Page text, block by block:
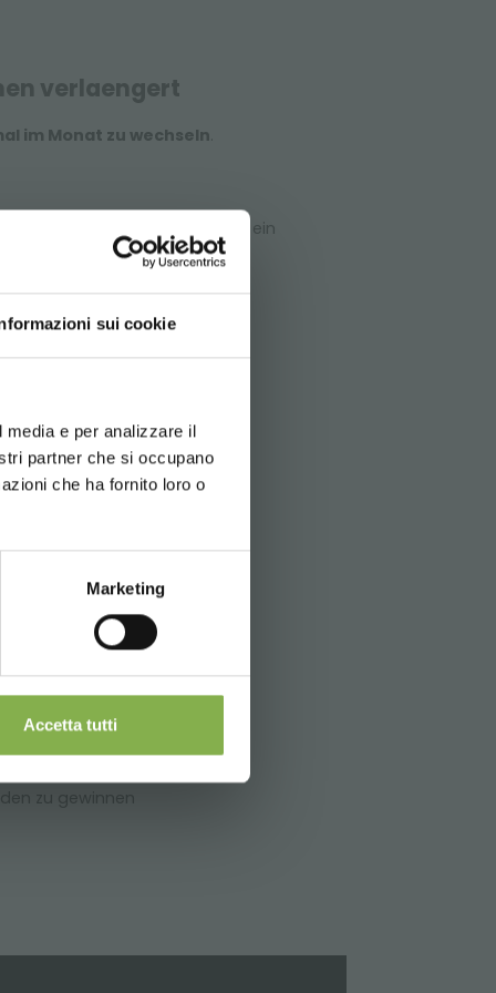
sui cookie
e per analizzare il
partner che si occupano
che ha fornito loro o
Marketing
Accetta tutti
verlaengert
im Monat zu wechseln.
für die Blumen, indem es ein
fuer den Blumenfachhandel
zu gewinnen
die Option
sich,